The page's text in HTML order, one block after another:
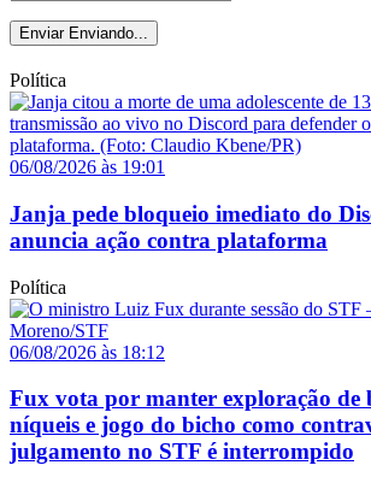
Enviar Enviando...
Política
06/08/2026 às 19:01
Janja pede bloqueio imediato do
anuncia ação contra plataforma
Política
06/08/2026 às 18:12
Fux vota por manter exploração de
níqueis e jogo do bicho como
julgamento no STF é interrompido